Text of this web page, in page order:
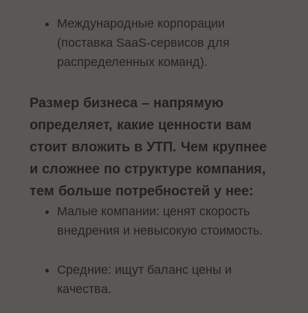
Международные корпорации
(поставка SaaS-сервисов для
распределенных команд).
Размер бизнеса – напрямую
определяет, какие ценности вам
стоит вложить в УТП. Чем крупнее
и сложнее по структуре компания,
тем больше потребностей у нее:
Малые компании: ценят скорость
внедрения и невысокую стоимость.
Средние: ищут баланс цены и
качества.